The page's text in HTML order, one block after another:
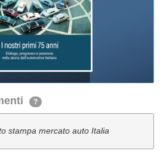
?
stampa mercato auto Italia